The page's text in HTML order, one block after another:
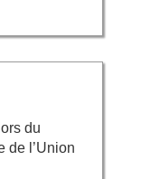
du
de l’Union